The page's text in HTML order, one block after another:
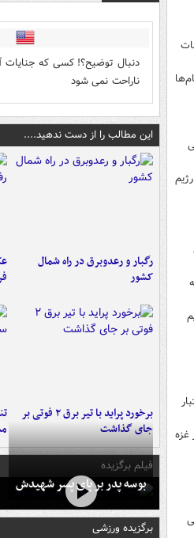
غزه
دنبال توضیح؟! کسی که جنایات
ناراحت نمی شود
این مطالب را از دست ندهید....
رگبار و رعدوبرق در راه شمال
کشور
برخورد پراید با تیر برق ۲ فوتی بر
جای گذاشت
فیلم برگزیده
بوسه‌ پدر بر پای پسر شهیدش
برگزیده ورزشی